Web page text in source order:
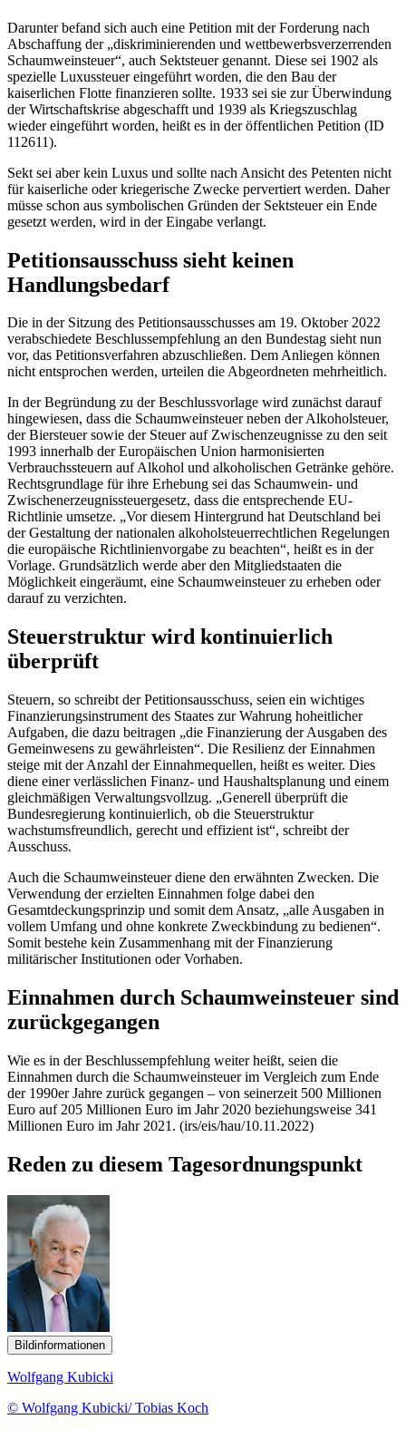
Darunter befand sich auch eine Petition mit der Forderung nach
Abschaffung der „diskriminierenden und wettbewerbsverzerrenden
Schaumweinsteuer“, auch Sektsteuer genannt. Diese sei 1902 als
spezielle Luxussteuer eingeführt worden, die den Bau der
kaiserlichen Flotte finanzieren sollte. 1933 sei sie zur Überwindung
der Wirtschaftskrise abgeschafft und 1939 als Kriegszuschlag
wieder eingeführt worden, heißt es in der öffentlichen Petition (ID
112611).
Sekt sei aber kein Luxus und sollte nach Ansicht des Petenten nicht
für kaiserliche oder kriegerische Zwecke pervertiert werden. Daher
müsse schon aus symbolischen Gründen der Sektsteuer ein Ende
gesetzt werden, wird in der Eingabe verlangt.
Petitionsausschuss sieht keinen
Handlungsbedarf
Die in der Sitzung des Petitionsausschusses am 19. Oktober 2022
verabschiedete Beschlussempfehlung an den Bundestag sieht nun
vor, das Petitionsverfahren abzuschließen. Dem Anliegen können
nicht entsprochen werden, urteilen die Abgeordneten mehrheitlich.
In der Begründung zu der Beschlussvorlage wird zunächst darauf
hingewiesen, dass die Schaumweinsteuer neben der Alkoholsteuer,
der Biersteuer sowie der Steuer auf Zwischenzeugnisse zu den seit
1993 innerhalb der Europäischen Union harmonisierten
Verbrauchssteuern auf Alkohol und alkoholischen Getränke gehöre.
Rechtsgrundlage für ihre Erhebung sei das Schaumwein- und
Zwischenerzeugnissteuergesetz, dass die entsprechende EU-
Richtlinie umsetze. „Vor diesem Hintergrund hat Deutschland bei
der Gestaltung der nationalen alkoholsteuerrechtlichen Regelungen
die europäische Richtlinienvorgabe zu beachten“, heißt es in der
Vorlage. Grundsätzlich werde aber den Mitgliedstaaten die
Möglichkeit eingeräumt, eine Schaumweinsteuer zu erheben oder
darauf zu verzichten.
Steuerstruktur wird kontinuierlich
überprüft
Steuern, so schreibt der Petitionsausschuss, seien ein wichtiges
Finanzierungsinstrument des Staates zur Wahrung hoheitlicher
Aufgaben, die dazu beitragen „die Finanzierung der Ausgaben des
Gemeinwesens zu gewährleisten“. Die Resilienz der Einnahmen
steige mit der Anzahl der Einnahmequellen, heißt es weiter. Dies
diene einer verlässlichen Finanz- und Haushaltsplanung und einem
gleichmäßigen Verwaltungsvollzug. „Generell überprüft die
Bundesregierung kontinuierlich, ob die Steuerstruktur
wachstumsfreundlich, gerecht und effizient ist“, schreibt der
Ausschuss.
Auch die Schaumweinsteuer diene den erwähnten Zwecken. Die
Verwendung der erzielten Einnahmen folge dabei den
Gesamtdeckungsprinzip und somit dem Ansatz, „alle Ausgaben in
vollem Umfang und ohne konkrete Zweckbindung zu bedienen“.
Somit bestehe kein Zusammenhang mit der Finanzierung
militärischer Institutionen oder Vorhaben.
Einnahmen durch Schaumweinsteuer sind
zurückgegangen
Wie es in der Beschlussempfehlung weiter heißt, seien die
Einnahmen durch die Schaumweinsteuer im Vergleich zum Ende
der 1990er Jahre zurück gegangen – von seinerzeit 500 Millionen
Euro auf 205 Millionen Euro im Jahr 2020 beziehungsweise 341
Millionen Euro im Jahr 2021. (irs/eis/hau/10.11.2022)
Reden zu diesem Tagesordnungspunkt
Bildinformationen
Wolfgang Kubicki
© Wolfgang Kubicki/ Tobias Koch